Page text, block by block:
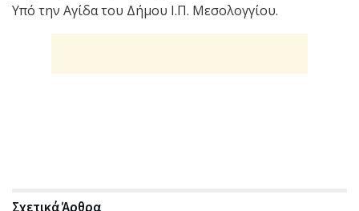
Υπό την Αγίδα του Δήμου Ι.Π. Μεσολογγίου.
ΣχετικάΆρθρα